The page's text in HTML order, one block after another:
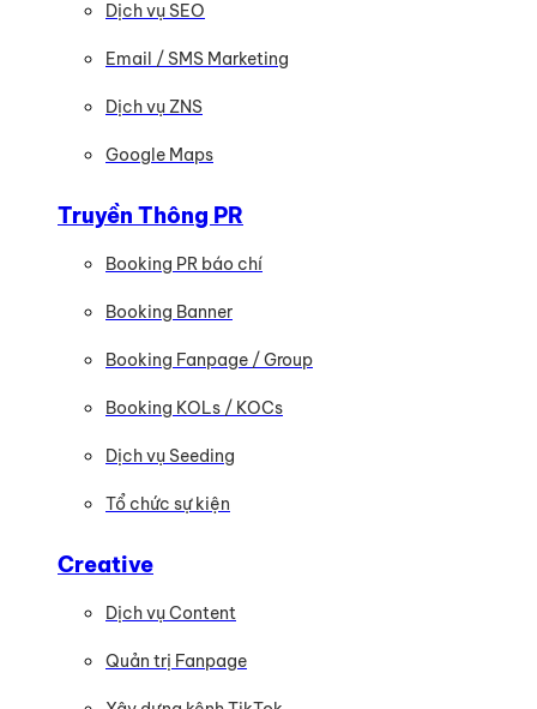
Dịch vụ SEO
Email / SMS Marketing
Dịch vụ ZNS
Google Maps
Truyền Thông PR
Booking PR báo chí
Booking Banner
Booking Fanpage / Group
Booking KOLs / KOCs
Dịch vụ Seeding
Tổ chức sự kiện
Creative
Dịch vụ Content
Quản trị Fanpage